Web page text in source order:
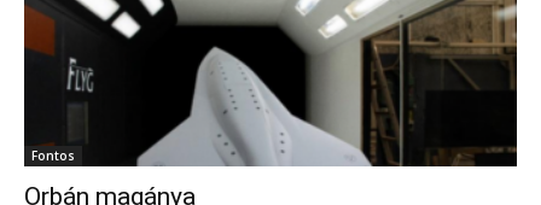
Fontos
Orbán magánya